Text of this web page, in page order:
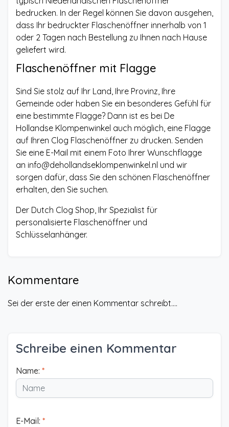
bedrucken. In der Regel können Sie davon ausgehen,
dass Ihr bedruckter Flaschenöffner innerhalb von 1
oder 2 Tagen nach Bestellung zu Ihnen nach Hause
geliefert wird.
Flaschenöffner mit Flagge
Sind Sie stolz auf Ihr Land, Ihre Provinz, Ihre
Gemeinde oder haben Sie ein besonderes Gefühl für
eine bestimmte Flagge? Dann ist es bei De
Hollandse Klompenwinkel auch möglich, eine Flagge
auf Ihren Clog Flaschenöffner zu drucken. Senden
Sie eine E-Mail mit einem Foto Ihrer Wunschflagge
an info@dehollandseklompenwinkel.nl und wir
sorgen dafür, dass Sie den schönen Flaschenöffner
erhalten, den Sie suchen.
Der Dutch Clog Shop, Ihr Spezialist für
personalisierte Flaschenöffner und
Schlüsselanhänger.
Kommentare
Sei der erste der einen Kommentar schreibt....
Schreibe einen Kommentar
Name: *
E-Mail: *